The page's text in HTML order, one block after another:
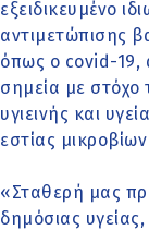
εξειδικευμένο
αντιμετώπισης
όπως ο covid-19,
σημεία με στόχο
υγιεινής και
εστίας
«Σταθερή μας
δημόσιας